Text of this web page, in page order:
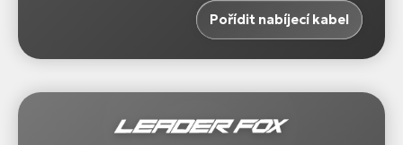
Pořídit nabíjecí kabel